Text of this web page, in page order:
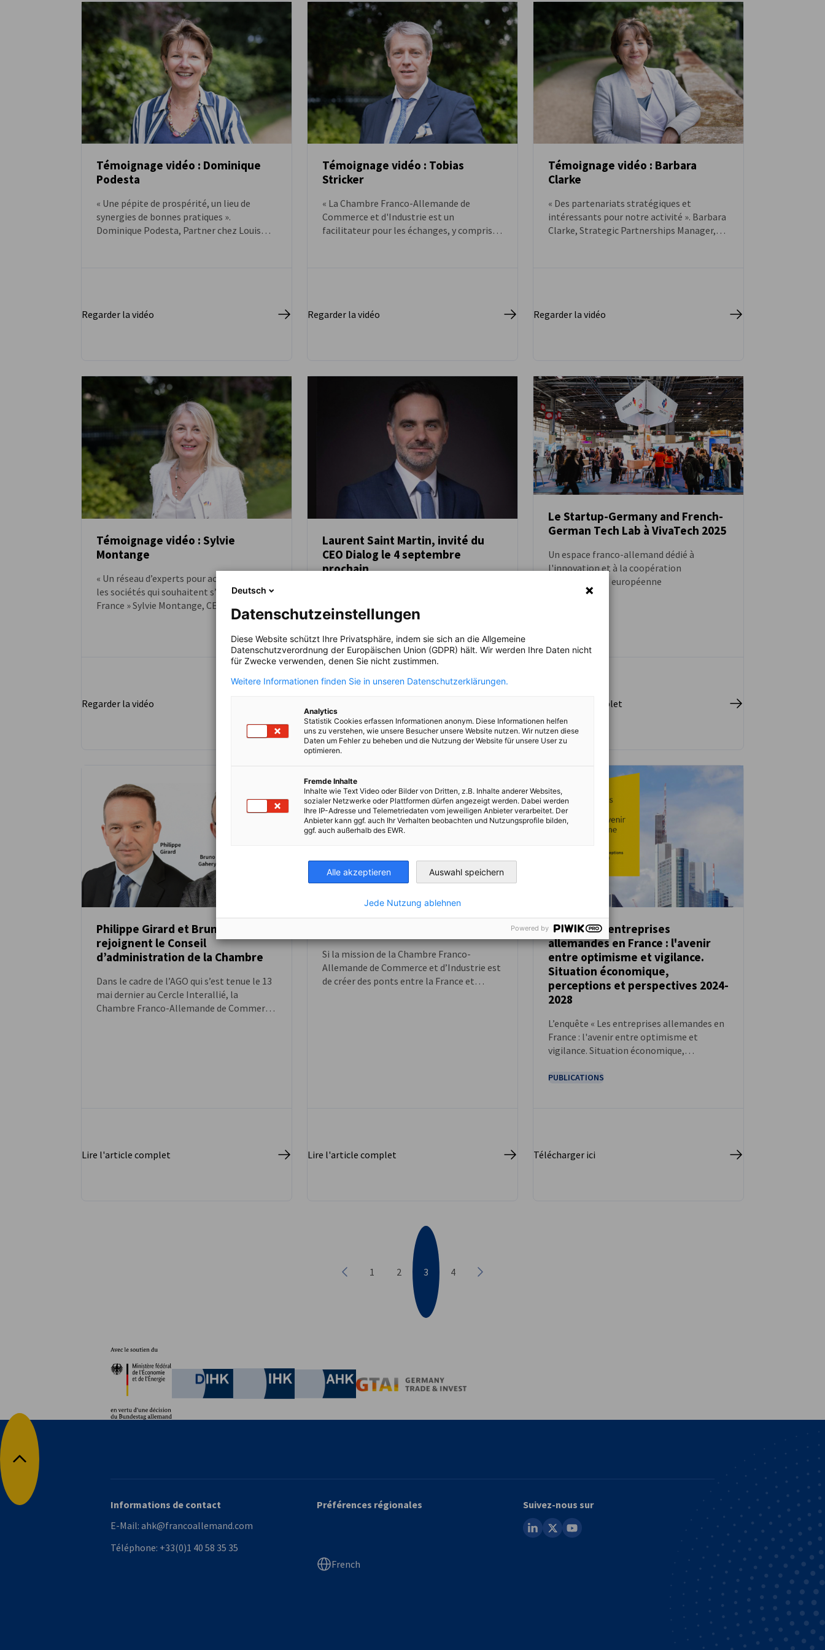
France
Témoignage vidéo : Dominique
Podesta
« Une pépite de prospérité, un lieu de
synergies de bonnes pratiques ».
Dominique Podesta, Partner chez Louis
Regarder la vidéo
Témoignage vidéo : Tobias
Stricker
« La Chambre Franco-Allemande de
Commerce et d'Industrie est un
facilitateur pour les échanges, y compris
Regarder la vidéo
Témoignage vidéo : Barbara
Clarke
« Des partenariats stratégiques et
intéressants pour notre activité ». Barbara
Clarke, Strategic Partnerships Manager,
Regarder la vidéo
Témoignage vidéo : Sylvie
Montange
« Un réseau d’experts pour accompagner
les sociétés qui souhaitent s’installer en
France » Sylvie Montange, CEO, GBO
Human Resources, membre de la CFACI
Regarder la vidéo
ACTUALITÉS
Laurent Saint Martin, invité du
CEO Dialog le 4 septembre
prochain
auprès du ministre de l’Europe et des
Affaires étrangères, chargé du Commerce
extérieur et des Français de l’étranger, sera
l'invité du CEO Dialog de la rentrée avec les
membres Premium, le 4 septembre
question de l’attractivité de la France
Le Startup-Germany and French-
German Tech Lab à VivaTech 2025
Un espace franco-allemand dédié à
l'innovation et à la coopération
technologique européenne
Lire l'article complet
ACTUALITÉS
Philippe Girard et Bruno Gahery
rejoignent le Conseil
d’administration de la Chambre
Dans le cadre de l’AGO qui s’est tenue le 13
mai dernier au Cercle Interallié, la
Chambre Franco-Allemande de Commerce
Lire l'article complet
ACTUALITÉS
Auf Wiedersehen, Catherine
Si la mission de la Chambre Franco-
Allemande de Commerce et d’Industrie est
de créer des ponts entre la France et
Lire l'article complet
TÉLÉCHARGER
Étude : Les entreprises
allemandes en France : l'avenir
entre optimisme et vigilance.
Situation économique,
perceptions et perspectives 2024-
2028
L’enquête « Les entreprises allemandes en
France : l'avenir entre optimisme et
vigilance. Situation économique,
menée par la Chambre Franco-Allemande
PUBLICATIONS
Télécharger ici
Précédent
1 2 3 4
Suivant
Partenaires
German Chamber of Commerce and Industry
Chamber of Commerce and Industry
AHK.de
Retour en haut
Informations de contact
E-Mail: ahk@francoallemand.com
Téléphone: +33(0)1 40 58 35 35
Préférences régionales
French
Suivez-nous sur
linkedin
youtube
Deutsch
Datenschutzeinstellungen
Diese Website schützt Ihre Privatsphäre, indem sie sich an die Allgemeine
Datenschutzverordnung der Europäischen Union (GDPR) hält. Wir werden Ihre Daten nicht
für Zwecke verwenden, denen Sie nicht zustimmen.
Weitere Informationen finden Sie in unseren Datenschutzerklärungen.
Analytics
Statistik Cookies erfassen Informationen anonym. Diese Informationen helfen
uns zu verstehen, wie unsere Besucher unsere Website nutzen. Wir nutzen diese
Daten um Fehler zu beheben und die Nutzung der Website für unsere User zu
optimieren.
Fremde Inhalte
Inhalte wie Text Video oder Bilder von Dritten, z.B. Inhalte anderer Websites,
sozialer Netzwerke oder Plattformen dürfen angezeigt werden. Dabei werden
Ihre IP-Adresse und Telemetriedaten vom jeweiligen Anbieter verarbeitet. Der
Anbieter kann ggf. auch Ihr Verhalten beobachten und Nutzungsprofile bilden,
ggf. auch außerhalb des EWR.
Alle akzeptieren Auswahl speichern
Jede Nutzung ablehnen
Powered by